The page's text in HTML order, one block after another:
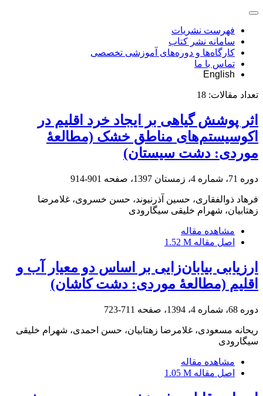
فهرست نشریات
سامانه نشر کتاب
کارگاه‌ها و دوره‌های آموزشی تخصصی
تماس با ما
English
تعداد مقالات: 18
اثر پوشش گیاهی بر ایجاد خرد اقلیم در
اکوسیستم‌های مناطق خشک (مطالعۀ
موردی: دشت سیستان)
دوره 71، شماره 4، زمستان 1397، صفحه 901-914
فرهاد ذوالفقاری، حسین آذرنیوند، حسن خسروی، غلامرضا
زهتابیان، شهرام خلیقی سیگارودی
مشاهده مقاله
اصل مقاله 1.52 M
ارزیابی بیابان‌زایی بر اساس دو معیار آب و
اقلیم (مطالعۀ موردی: دشت کاشان)
دوره 68، شماره 4، 1394، صفحه 711-723
ریحانه مسعودی، غلامرضا زهتابیان، حسن احمدی، شهرام خلیقی
سیگارودی
مشاهده مقاله
اصل مقاله 1.05 M